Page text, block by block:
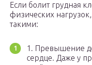
Если болит грудная
физических
такими:
1. Превышение
сердце. Даже у